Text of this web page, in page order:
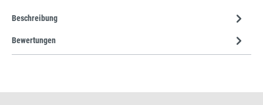
Beschreibung
Bewertungen